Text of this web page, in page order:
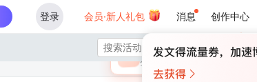
登录 会员·新人礼包 消息 创作中心
×
🎁 未登录
登录领取最高
